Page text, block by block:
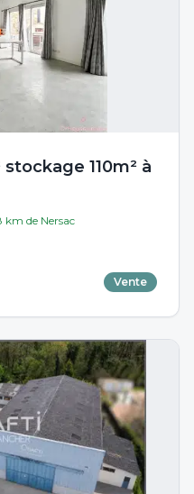
110m² à
km de Nersac
Vente